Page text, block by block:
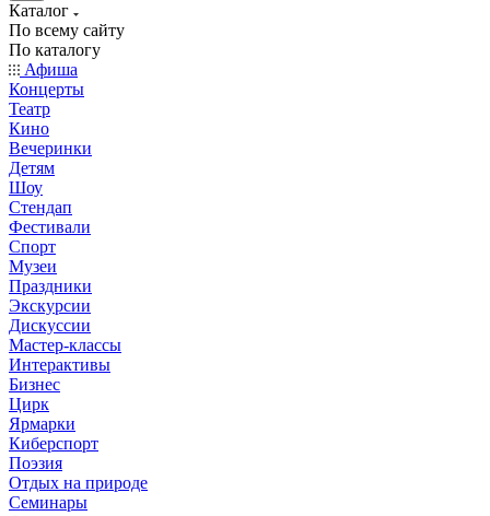
Каталог
По всему сайту
По каталогу
Афиша
Концерты
Театр
Кино
Вечеринки
Детям
Шоу
Стендап
Фестивали
Спорт
Музеи
Праздники
Экскурсии
Дискуссии
Мастер-классы
Интерактивы
Бизнес
Цирк
Ярмарки
Киберспорт
Поэзия
Отдых на природе
Семинары